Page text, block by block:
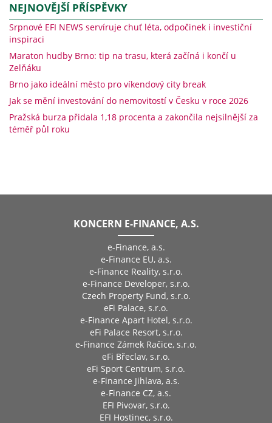
NEJNOVĚJŠÍ PŘÍSPĚVKY
Srpnové EFI NEWS servíruje chuť léta, odpočinek i investiční
inspiraci
Maraton hudby Brno: tip na trasu, která začíná i končí u
Zelňáku
Brno jako ideální město pro víkendový city break
Jak se mění investování do nemovitostí v Česku v roce 2026
Pražská burza přidala 1,18 procenta a zakončila nejsilnější za
téměř půl roku
KONCERN E-FINANCE, A.S.
e-Finance, a.s.
e-Finance EU, a.s.
e-Finance Reality, s.r.o.
e-Finance Developer, s.r.o.
Czech Property Fund, s.r.o.
eFi Palace, s.r.o.
e-Finance Apart Hotel, s.r.o.
eFi Palace Resort, s.r.o.
e-Finance Zámek Račice, s.r.o.
eFi Břeclav, s.r.o.
eFi Sport Centrum, s.r.o.
e-Finance Jihlava, a.s.
e-Finance CZ, a.s.
EFI Pivovar, s.r.o.
EFI Hostinec, s.r.o.